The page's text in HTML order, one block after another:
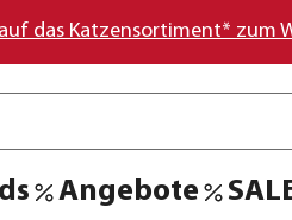
das Katzensortiment* zum
Angebote